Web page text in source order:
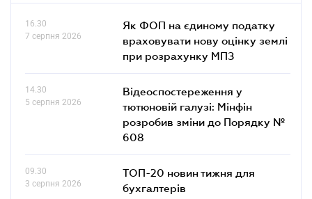
16.30
7 серпня 2026
Як ФОП на єдиному податку
враховувати нову оцінку землі
при розрахунку МПЗ
14.30
5 серпня 2026
Відеоспостереження у
тютюновій галузі: Мінфін
розробив зміни до Порядку №
608
09.30
3 серпня 2026
ТОП-20 новин тижня для
бухгалтерів